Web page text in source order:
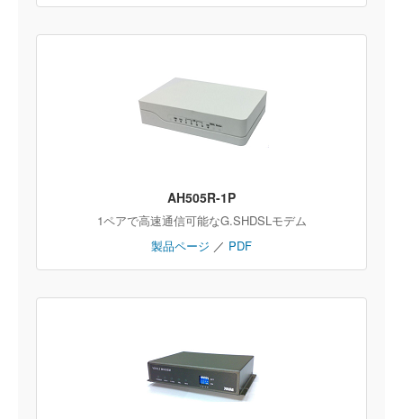
AH505R-1P
1ペアで高速通信可能なG.SHDSLモデム
製品ページ ／ PDF